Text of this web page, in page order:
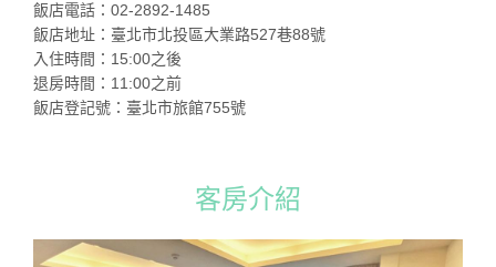
飯店電話：02-2892-1485
飯店地址：臺北市北投區大業路527巷88號
入住時間：15:00之後
退房時間：11:00之前
飯店登記號：臺北市旅館755號
客房介紹